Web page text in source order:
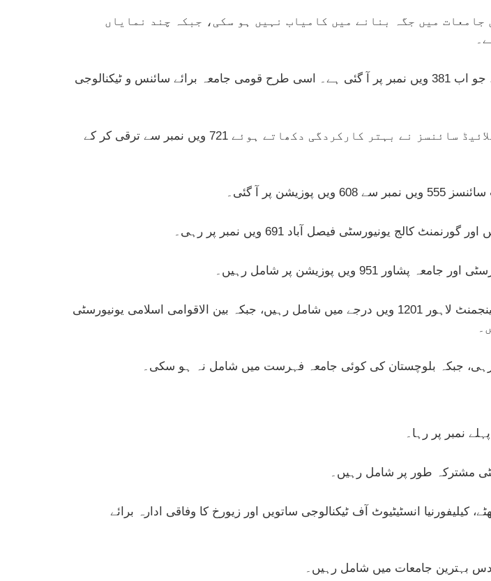
کے مطابق پاکستان کی کوئی بھی جامعہ دنیا کی 350 بہترین جامعات میں جگہ بنانے میں کامیاب نہیں ہو سکی، جبکہ چند نمایاں
درجہ بندی کے مطابق قائداعظم یونیورسٹی گزشتہ سال 354 ویں نمبر پر تھی، جو اب 381 ویں نمبر پر آ گئی ہے۔ اسی طرح قومی جامعہ برائے سائنس و ٹیکنالوجی
پاکستانی جامعات میں پاکستان انسٹیٹیوٹ آف انجینئرنگ اینڈ اپلائیڈ سائنسز نے بہتر کارکردگی دکھاتے ہوئے 721 ویں نمبر سے ترقی کر کے
جامعہ کراچی، رفاہ انٹرنیشنل یونیورسٹی اور یونیورسٹی آف ٹیکنالوجی اینڈ مینجمنٹ لاہور 1201 ویں درجے میں شامل رہیں، جبکہ بین الاقوامی اسلامی یونیورسٹی
جبکہ بلوچستان کی کوئی جامعہ فہرست میں شامل نہ ہو سکی۔
نمبر پر رہا۔
مشترکہ طور پر شامل رہیں۔
کیلیفورنیا انسٹیٹیوٹ آف ٹیکنالوجی ساتویں اور زیورخ کا وفاقی ادارہ برائے
دس بہترین جامعات میں شامل رہیں۔